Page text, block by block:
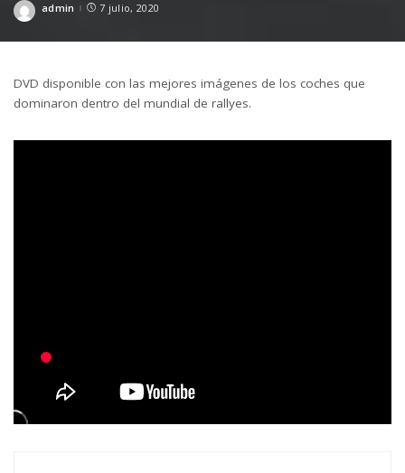
Posted
admin 7 julio, 2020
DVD disponible con las mejores imágenes de los coches que
dominaron dentro del mundial de rallyes.